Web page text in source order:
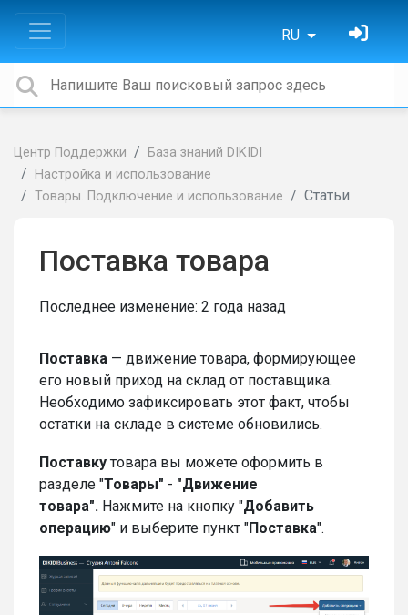
RU
Центр Поддержки
База знаний DIKIDI
Настройка и использование
Товары. Подключение и использование
Статьи
Поставка товара
Последнее изменение: 2 года назад
Поставка — движение товара, формирующее
его новый приход на склад от поставщика.
Необходимо зафиксировать этот факт, чтобы
остатки на складе в системе обновились.
Поставку товара вы можете оформить в
разделе "Товары" - "Движение
товара". Нажмите на кнопку "Добавить
операцию" и выберите пункт "Поставка".